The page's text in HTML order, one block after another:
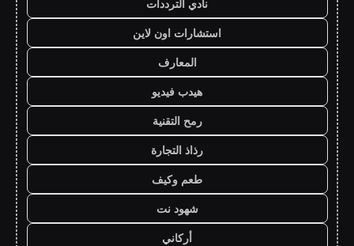
نادي الترددات
استشارات اون لاين
المعارف
هيدب فيديو
رمح التقنية
رذاذ التجارة
طعم وكيف
شهود نت
أركاني